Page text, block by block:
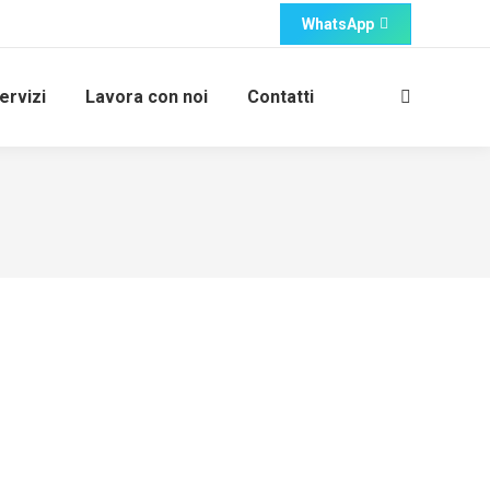
WhatsApp
Lavora con noi Contatti Cerca: